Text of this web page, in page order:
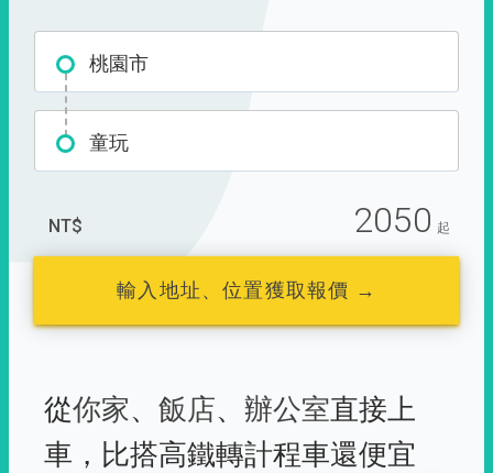
桃園市
童玩
NT$ 2050 起
輸入地址、位置獲取報價 →
從你家、 飯店、 辦公室直接上
車， 比搭高鐵轉計程車還便宜